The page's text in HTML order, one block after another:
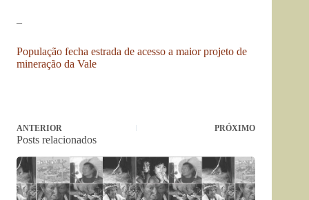
–
População fecha estrada de acesso a maior projeto de
mineração da Vale
ANTERIOR PRÓXIMO
Posts relacionados